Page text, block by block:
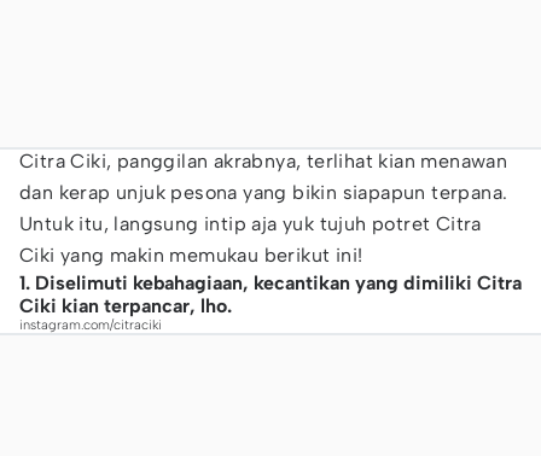
Citra Ciki, panggilan akrabnya, terlihat kian menawan
dan kerap unjuk pesona yang bikin siapapun terpana.
Untuk itu, langsung intip aja yuk tujuh potret Citra
Ciki yang makin memukau berikut ini!
1. Diselimuti kebahagiaan, kecantikan yang dimiliki Citra
Ciki kian terpancar, lho.
instagram.com/citraciki